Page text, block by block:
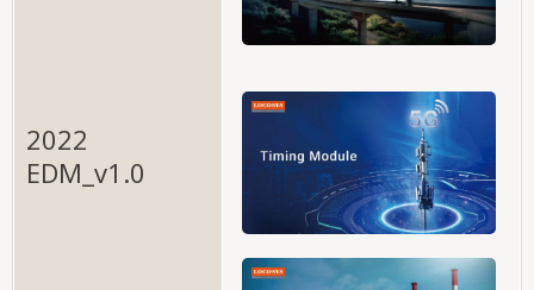
2022
EDM_v1.0